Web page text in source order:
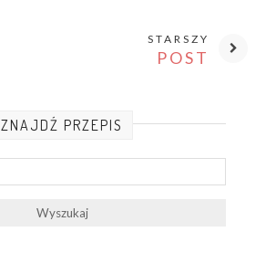
STARSZY
POST
ZNAJDŹ PRZEPIS